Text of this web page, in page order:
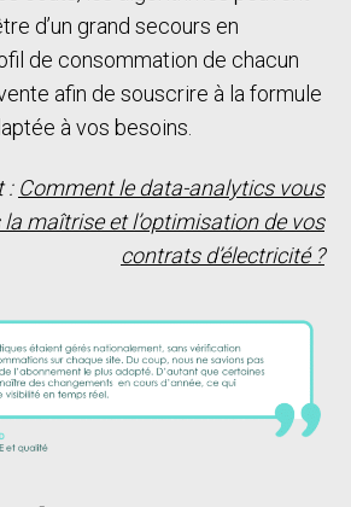
d’un grand secours en
de consommation de chacun
afin de souscrire à la formule
à vos besoins.
: Comment le data-analytics vous
maîtrise et l’optimisation de vos
contrats d’électricité ?